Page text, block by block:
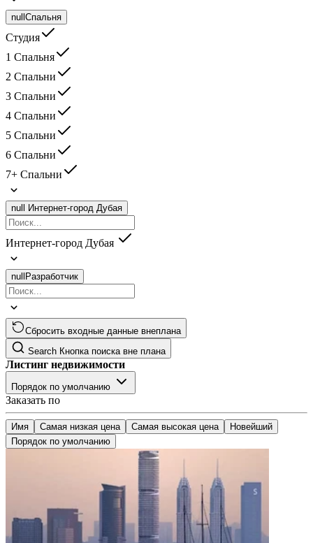
null Спальня
Студия
1 Спальня
2 Спальни
3 Спальни
4 Спальни
5 Спальни
6 Спальни
7+ Спальни
null Интернет-город Дубая
Интернет-город Дубая
null Разработчик
Сбросить входные данные внеплана
Search Кнопка поиска вне плана
Листинг недвижимости
Порядок по умолчанию
Заказать по
Имя Самая низкая цена Самая высокая цена
Новейший
Порядок по умолчанию